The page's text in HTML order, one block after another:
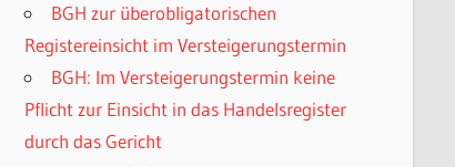
BGH zur überobligatorischen
Registereinsicht im Versteigerungstermin
BGH: Im Versteigerungstermin keine
Pflicht zur Einsicht in das Handelsregister
durch das Gericht